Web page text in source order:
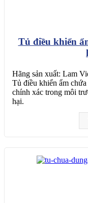
Tủ điều khiển
Hãng sản xuất: Lam
Tủ điều khiển ẩm
chính xác trong môi
hại.